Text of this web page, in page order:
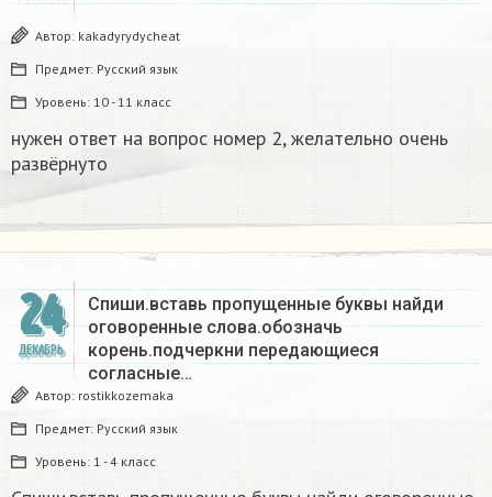
Автор: kakadyrydycheat
Предмет: Русский язык
Уровень: 10 - 11 класс
нужен ответ на вопрос номер 2, желательно очень
развёрнуто
24
ДЕКАБРЬ
Спиши.вставь пропущенные буквы найди
оговоренные слова.обозначь
корень.подчеркни передающиеся
согласные…
Автор: rostikkozemaka
Предмет: Русский язык
Уровень: 1 - 4 класс